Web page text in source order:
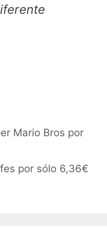
Mario Bros por
por sólo 6,36€